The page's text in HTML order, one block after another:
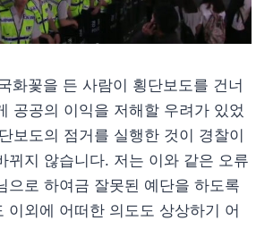
화꽃을 든 사람이 횡단보도를 건너
공공의 이익을 저해할 우려가 있었
보도의 점거를 실행한 것이 경찰이
뀌지 않습니다. 저는 이와 같은 오류
으로 하여금 잘못된 예단을 하도록
이외에 어떠한 의도도 상상하기 어